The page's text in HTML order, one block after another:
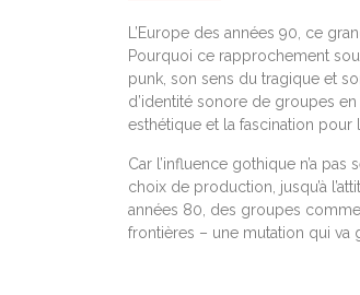
L’Europe des années 90, ce
Pourquoi ce rapprochement
punk, son sens du tragique et
d’identité sonore de groupes
esthétique et la fascination pour
Car l’influence gothique n’a
choix de production, jusqu’à
années 80, des groupes
frontières – une mutation qui va